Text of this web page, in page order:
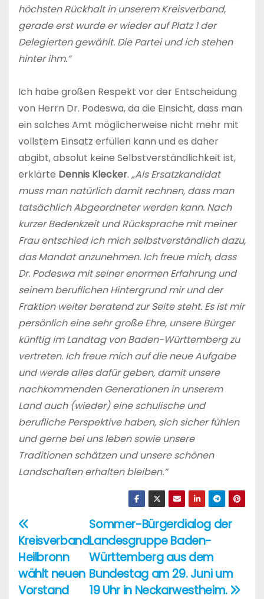
höchsten Rückhalt in unserem Kreisverband,
gerade erst wurde er wieder auf Platz 1 der
Delegierten gewählt. Die Partei und ich stehen
hinter ihm.“
Ich habe großen Respekt vor der Entscheidung
von Herrn Dr. Podeswa, da die Einsicht, dass man
ein solches Amt möglicherweise nicht mehr mit
vollstem Einsatz erfüllen kann und es daher
abgibt, absolut keine Selbstverständlichkeit ist,
erklärte Dennis Klecker. „Als Ersatzkandidat
muss man natürlich damit rechnen, dass man
tatsächlich Abgeordneter werden kann. Nach
kurzer Bedenkzeit und Rücksprache mit meiner
Frau entschied ich mich selbstverständlich dazu,
das Mandat anzunehmen. Ich freue mich, dass
Dr. Podeswa mit seiner enormen Erfahrung und
seinem beruflichen Hintergrund mir und der
Fraktion weiter beratend zur Seite steht. Es ist mir
persönlich eine sehr große Ehre, unsere Bürger
künftig im Landtag von Baden-Württemberg zu
vertreten. Ich freue mich auf die neue Aufgabe
und werde alles dafür geben, damit unsere
nachkommenden Generationen in unserem
Land auch (wieder) eine schulische und
berufliche Perspektive haben, sich sicher fühlen
und gerne bei uns leben sowie unsere
Traditionen schätzen und unsere schönen
Landschaften erhalten bleiben.“
Beitragsnavigation
Sommer-Bürgerdialog der
Landesgruppe Baden-
Württemberg aus dem
Bundestag am 29. Juni um
19 Uhr in Neckarwestheim.
Kreisverband
Heilbronn
wählt neuen
Vorstand